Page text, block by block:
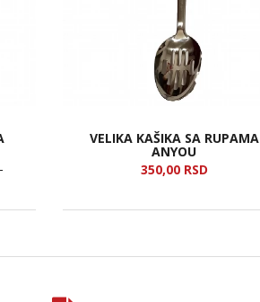
VELIKA KAŠIKA SA RUPAMA
ANYOU
350,00 RSD